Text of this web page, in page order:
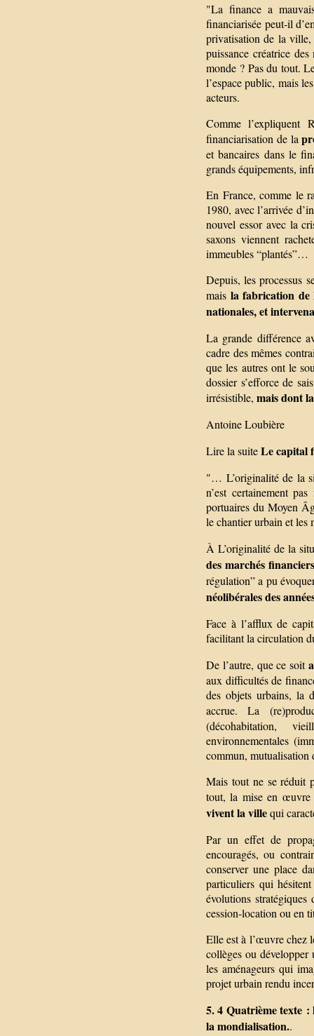
"La finance a
financiarisée peut-il
privatisation de la
puissance créatrice
monde ? Pas du tout.
l’espace public, mais
acteurs.
Comme
financiarisation de la
et bancaires dans le
grands équipements,
En France, comme le
1980, avec l’arrivée
nouvel essor avec la
saxons viennent
immeubles “plantés”…
Depuis, les processus
mais la fabrication de
nationales, et
La grande différence
cadre des mêmes
que les autres ont le
dossier s’efforce de
irrésistible, mais dont
Antoine Loubière
Lire la suiteLe capital
"… L’originalité de la
n’est certainement
portuaires du Moyen
le chantier urbain et les
À L’originalité de la
des marchés
régulation” a pu
néolibérales des
Face à l’afflux de
facilitant la circulation
De l’autre, que ce soit
aux difficultés de
des objets urbains, la
accrue. La
(décohabitation,
environnementales
commun, mutualisation
Mais tout ne se réduit
tout, la mise en œuvre
vivent la villequi
Par un effet de
encouragés, ou
conserver une place
particuliers qui
évolutions
cession-location ou en
Elle est à l’œuvre chez
collèges ou
les aménageurs qui
projet urbain rendu
5. 4 Quatrième texte :
la mondialisation..